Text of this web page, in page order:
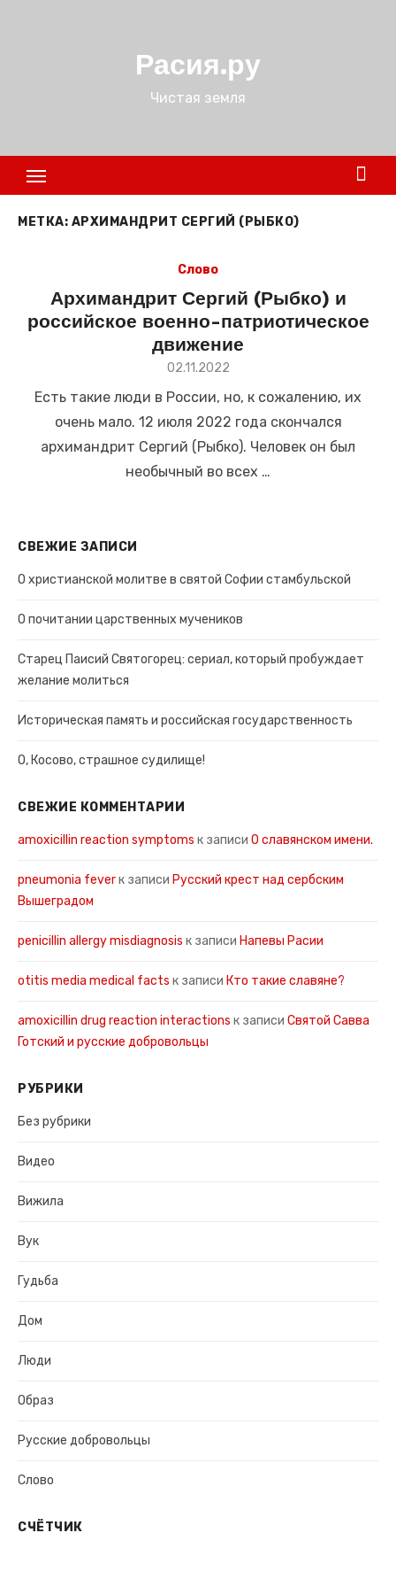
Расия.ру
Чистая земля
МЕТКА: АРХИМАНДРИТ СЕРГИЙ (РЫБКО)
Слово
Архимандрит Сергий (Рыбко) и
российское военно-патриотическое
движение
Размещено
02.11.2022
Есть такие люди в России, но, к сожалению, их
очень мало. 12 июля 2022 года скончался
архимандрит Сергий (Рыбко). Человек он был
необычный во всех …
СВЕЖИЕ ЗАПИСИ
О христианской молитве в святой Софии стамбульской
О почитании царственных мучеников
Старец Паисий Святогорец: сериал, который пробуждает
желание молиться
Историческая память и российская государственность
О, Косово, страшное судилище!
СВЕЖИЕ КОММЕНТАРИИ
amoxicillin reaction symptoms к записи О славянском имени.
pneumonia feverк записи Русский крест над сербским
Вышеградом
penicillin allergy misdiagnosis к записи Напевы Расии
otitis media medical facts к записи Кто такие славяне?
amoxicillin drug reaction interactions к записи Святой Савва
Готский и русские добровольцы
РУБРИКИ
Без рубрики
Видео
Вижила
Вук
Гудьба
Дом
Люди
Образ
Русские добровольцы
Слово
СЧЁТЧИК